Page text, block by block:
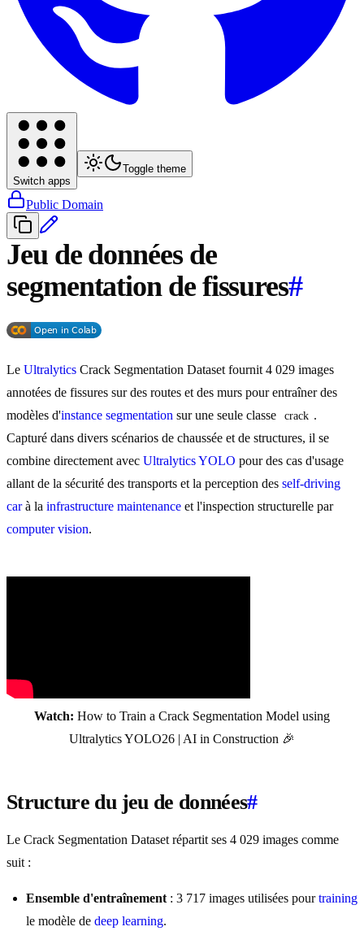
Switch apps
Toggle theme
Public Domain
Jeu de données de
segmentation de fissures#
Le Ultralytics Crack Segmentation Dataset fournit 4 029 images
annotées de fissures sur des routes et des murs pour entraîner des
modèles d'instance segmentation sur une seule classe crack .
Capturé dans divers scénarios de chaussée et de structures, il se
combine directement avec Ultralytics YOLO pour des cas d'usage
allant de la sécurité des transports et la perception des self-driving
carà la infrastructure maintenance et l'inspection structurelle par
computer vision.
Watch: How to Train a Crack Segmentation Model using
Ultralytics YOLO26 | AI in Construction 🎉
Structure du jeu de données#
Le Crack Segmentation Dataset répartit ses 4 029 images comme
suit :
Ensemble d'entraînement : 3 717 images utilisées pourtraining
le modèle de deep learning.